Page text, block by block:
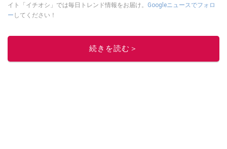
イト「イチオシ」では毎日トレンド情報をお届け。 Googleニュースでフォロ
ー してください！
続きを読む＞